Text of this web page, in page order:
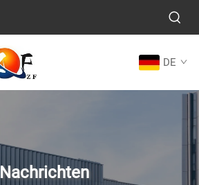
DE
Nachrichten